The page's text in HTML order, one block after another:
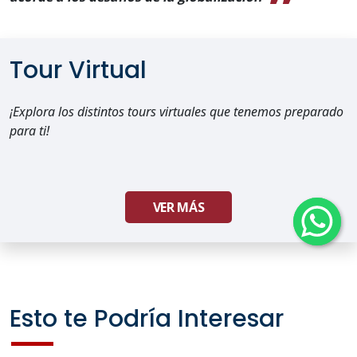
Tour Virtual
¡Explora los distintos tours virtuales que tenemos preparado
para ti!
VER MÁS
Esto te Podría Interesar